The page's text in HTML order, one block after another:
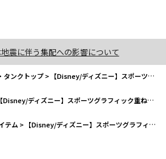
震に伴う集配への影響について
タンクトップ> 【Disney/ディズニー】スポーツグラフィック重ね着風半袖Tシャツ
【Disney/ディズニー】スポーツグラフィック重ね着風半袖Tシャツ
テム > 【Disney/ディズニー】スポーツグラフィック重ね着風半袖Tシャツ